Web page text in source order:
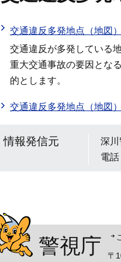
交通違反多発地点（地図
交通違反が多発している
重大交通事故の要因とな
的とします。
交通違反多発地点（地図）
情報発信元
深
電話
警視庁 〒